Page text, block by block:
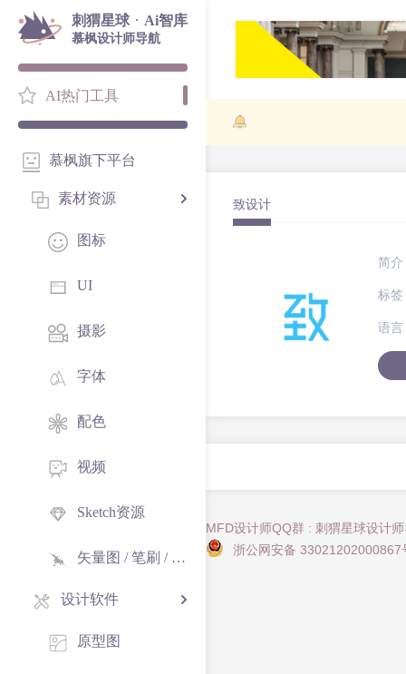
刺猬星球 · Ai智库
慕枫设计师导航
AI热门工具
慕枫旗下平台
素材资源
图标
UI
摄影
字体
配色
视频
Sketch资源
矢量图 / 笔刷 / 纹理
设计软件
原型图
致设计
简介
标签
语言
MFD设计师QQ群 : 刺猬星球设计
浙公网安备 33021202000867